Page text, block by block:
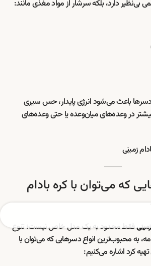
بی‌نظیر دارد، بلکه سرشار از مواد مغذی مانند:
باعث می‌شود انرژی پایدار، حس سیری
در وعده‌های میان‌وعده یا حتی وعده‌های
که می‌توان با کره بادام
فقط محدود به یک مدل خاص نیست؛ تنوع
به محبوب‌ترین انواع دسرهایی که می‌توان با
کرد اشاره می‌کنیم: